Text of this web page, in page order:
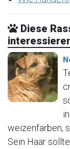
Diese
weizenfarben,
Sein Haar